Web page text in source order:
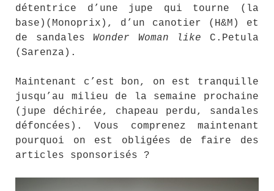
détentrice d’une jupe qui tourne (la
base)(Monoprix), d’un canotier (H&M) et
de sandalesWonder Woman like C.Petula
(Sarenza).
Maintenant c’est bon, on est tranquille
jusqu’au milieu de la semaine prochaine
(jupe déchirée, chapeau perdu, sandales
défoncées). Vous comprenez maintenant
pourquoi on est obligées de faire des
articles sponsorisés ?